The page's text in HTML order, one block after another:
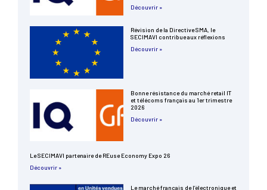
Découvrir »
Révision de la Directive SMA, le
SECIMAVI contribue aux réflexions
Découvrir »
Bonne résistance du marché retail IT
et télécoms français au 1er trimestre
2026
Découvrir »
Le SECIMAVI partenaire de REuse Economy Expo 26
Découvrir »
Le marché français de l’électronique et